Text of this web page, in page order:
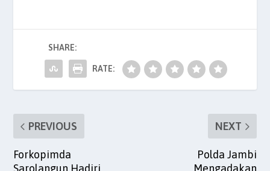
b
o
o
k
A
p
p
dI
n
t
SHARE:
RATE:
PREVIOUS
Forkopimda
Sarolangun Hadiri
NEXT
Polda Jambi
Mengadakan